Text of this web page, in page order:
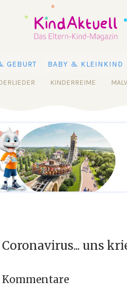
GEBURT BABY & KLEINKIND
KINDERREIME
Coronavirus... uns
Kommentare